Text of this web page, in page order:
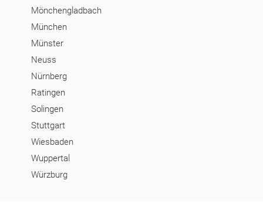
Mönchengladbach
München
Münster
Neuss
Nürnberg
Ratingen
Solingen
Stuttgart
Wiesbaden
Wuppertal
Würzburg